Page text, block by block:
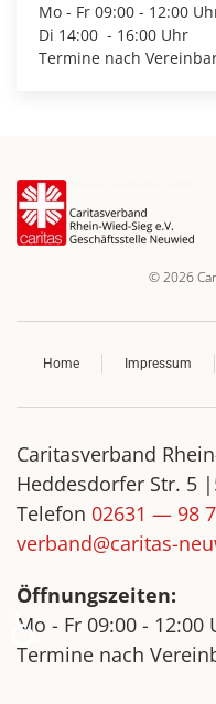
Mo - Fr 09:00 - 12:00
Di 14:00 - 16:00 Uhr
Termine nach
©2026
Home Impressum
Caritasverband
Heddesdorfer Str. 5
Telefon 02631 — 98
verband@caritas-
Öffnungszeiten:
Mo - Fr 09:00 - 12:00
Termine nach